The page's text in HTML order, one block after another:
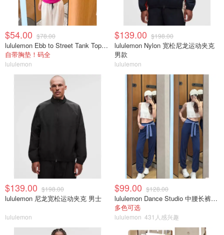
$54.00 $78.00
lululemon Ebb to Street Tank Top 女士轻支撑背心
自带胸垫！码全
lululemon
$139.00 $198.00
lululemon Nylon 宽松尼龙运动夹克
男款
lululemon
$139.00 $198.00
lululemon 尼龙宽松运动夹克 男士
lululemon
$99.00 $128.00
lululemon Dance Studio 中腰长裤 女装常规款
多色可选
lululemon 431人感兴趣